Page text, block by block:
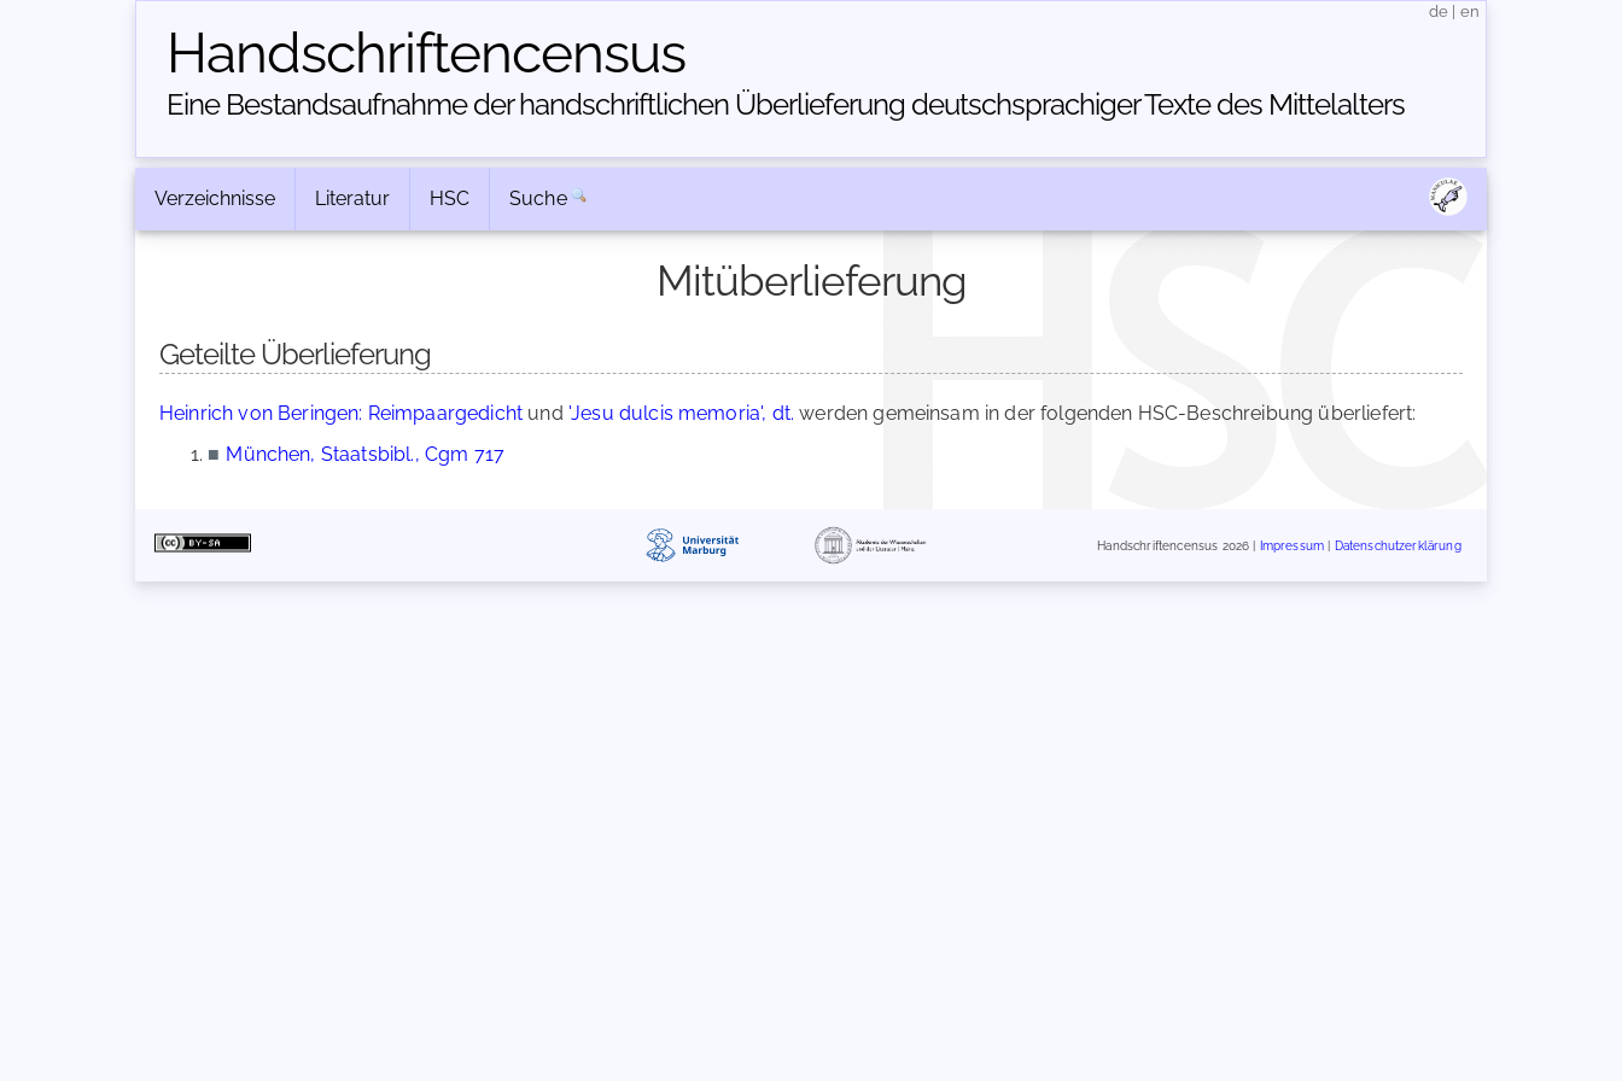
Handschriften­census
Eine Bestandsaufnahme der handschriftlichen Über­lieferung deutschsprachiger Texte des Mittelalters
de en
Verzeichnisse Literatur HSC Suche
Mitüberlieferung
Geteilte Überlieferung
Heinrich von Beringen: Reimpaargedicht und 'Jesu dulcis memoria', dt. werden gemeinsam in der folgenden HSC-Beschreibung überliefert:
■ München, Staatsbibl., Cgm 717
Handschriftencensus 2026 | Impressum Datenschutzerklärung